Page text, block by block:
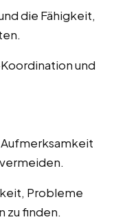
die Fähigkeit,
und
Aufmerksamkeit
Probleme
zu finden.